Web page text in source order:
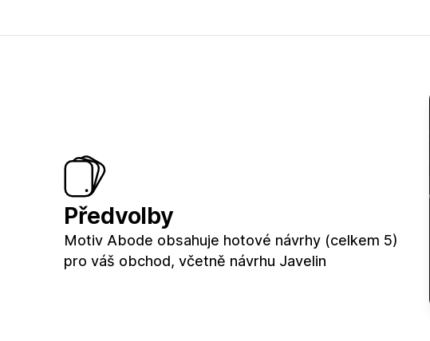
Předvolby
Motiv Abode obsahuje hotové návrhy (celkem 5)
pro váš obchod, včetně návrhu Javelin